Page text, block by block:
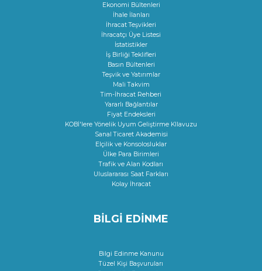
Ekonomi Bültenleri
İhale İlanları
İhracat Teşvikleri
İhracatçı Üye Listesi
İstatistikler
İş Birliği Teklifleri
Basın Bültenleri
Teşvik ve Yatırımlar
Mali Takvim
Tim-İhracat Rehberi
Yararlı Bağlantılar
Fiyat Endeksleri
KOBİ'lere Yönelik Uyum Geliştirme KIlavuzu
Sanal Ticaret Akademisi
Elçilik ve Konsolosluklar
Ülke Para Birimleri
Trafik ve Alan Kodları
Uluslararası Saat Farkları
Kolay İhracat
BİLGİ EDİNME
Bilgi Edinme Kanunu
Tüzel Kişi Başvuruları